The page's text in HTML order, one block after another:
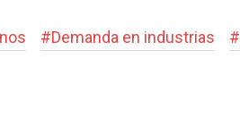
#Demanda en industrias #